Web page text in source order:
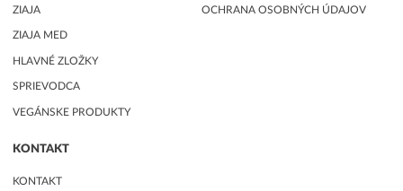
ZIAJA
ZIAJA MED
HLAVNÉ ZLOŽKY
SPRIEVODCA
VEGÁNSKE PRODUKTY
OCHRANA OSOBNÝCH ÚDAJOV
KONTAKT
KONTAKT